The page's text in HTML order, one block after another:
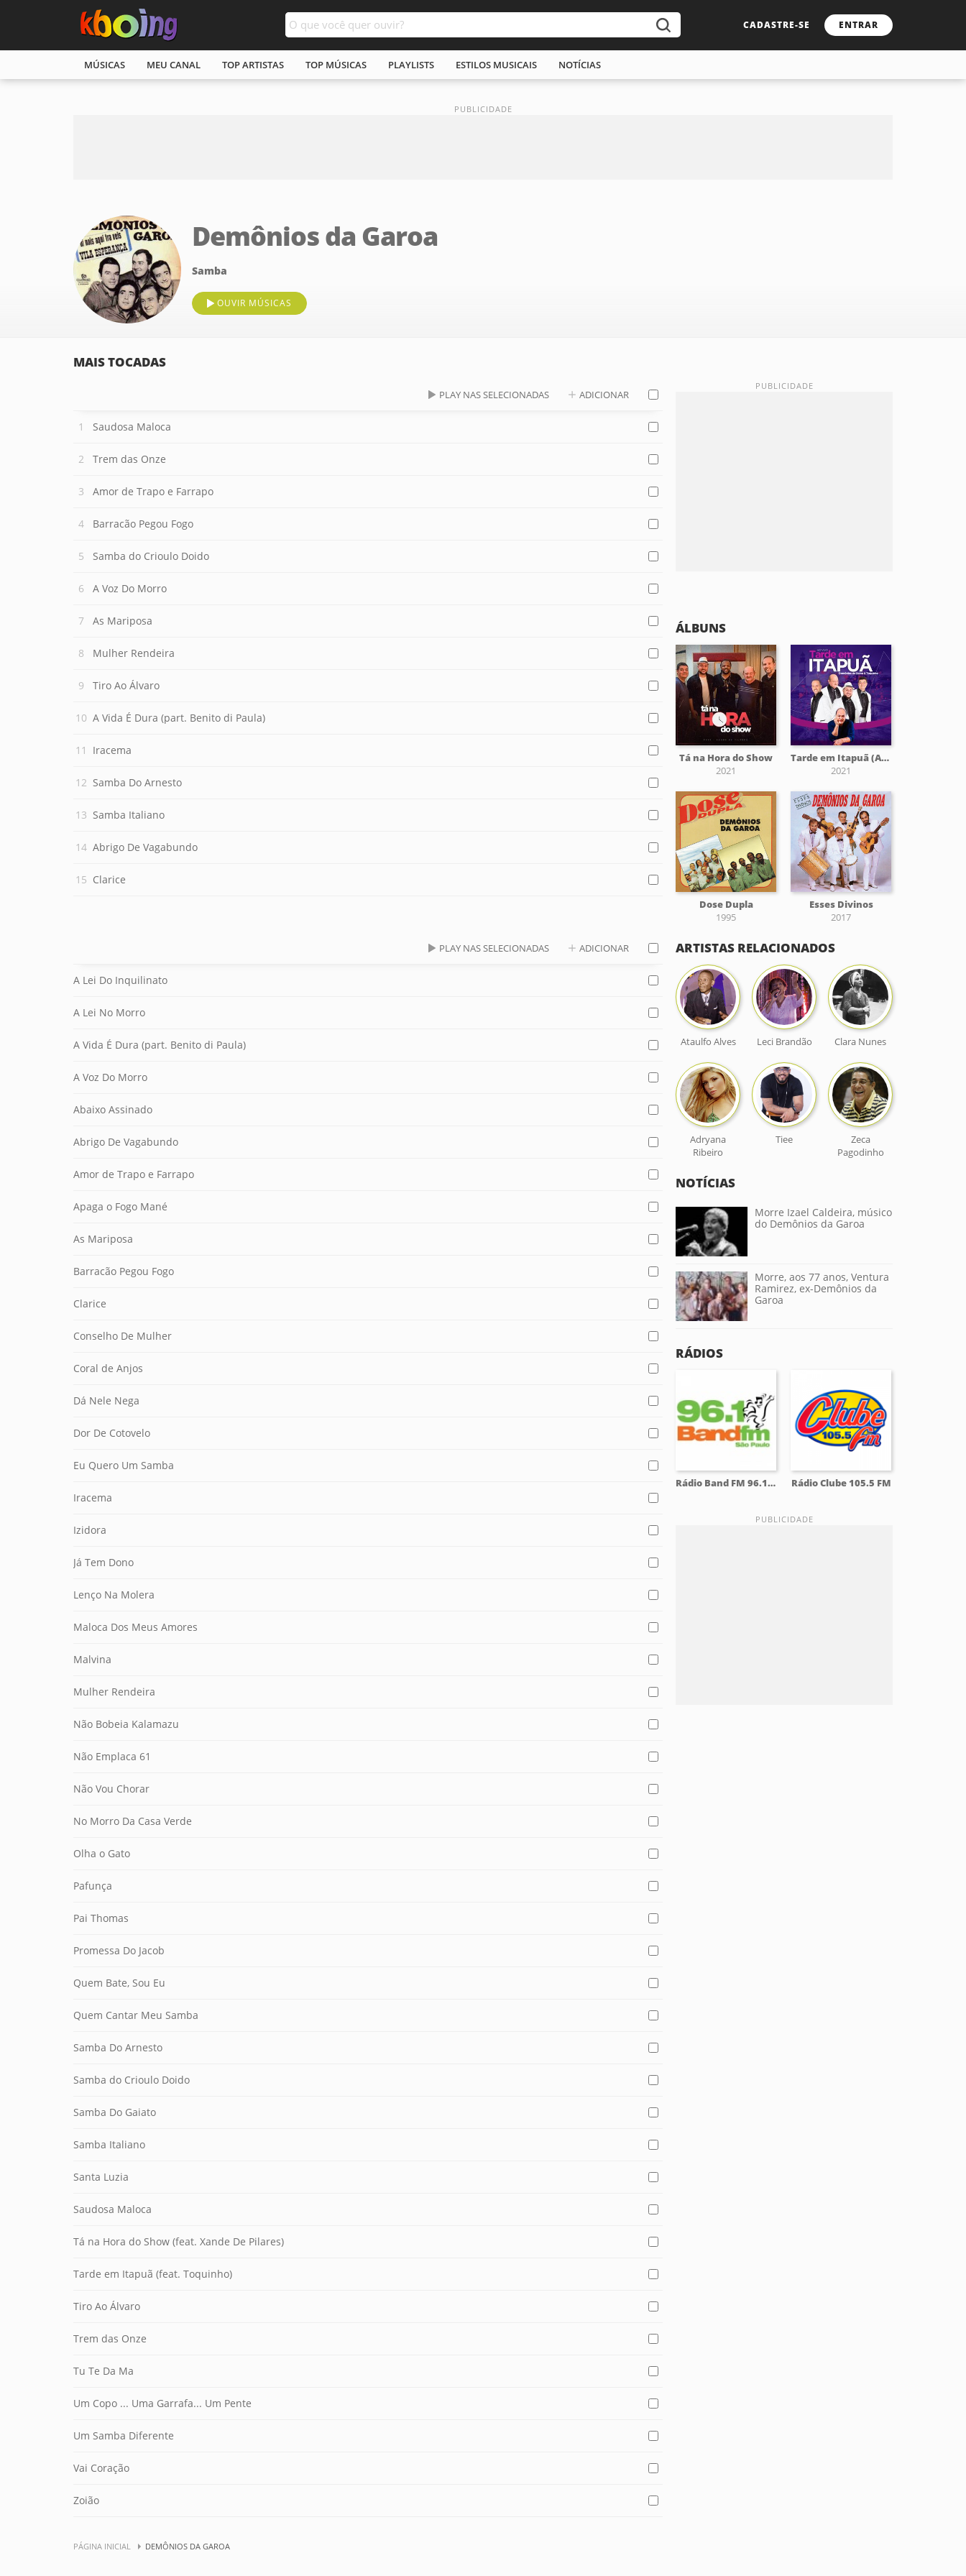
CADASTRE-SE ENTRAR
MÚSICAS MEU CANAL TOP ARTISTAS TOP MÚSICAS PLAYLISTS ESTILOS MUSICAIS NOTÍCIAS
Demônios da Garoa
Samba
OUVIR MÚSICAS
MAIS TOCADAS
PLAY NAS SELECIONADAS ADICIONAR
Saudosa Maloca
Trem das Onze
Amor de Trapo e Farrapo
Barracão Pegou Fogo
Samba do Crioulo Doido
A Voz Do Morro
As Mariposa
Mulher Rendeira
Tiro Ao Álvaro
A Vida É Dura (part. Benito di Paula)
Iracema
Samba Do Arnesto
Samba Italiano
Abrigo De Vagabundo
Clarice
PLAY NAS SELECIONADAS ADICIONAR
A Lei Do Inquilinato
A Lei No Morro
A Vida É Dura (part. Benito di Paula)
A Voz Do Morro
Abaixo Assinado
Abrigo De Vagabundo
Amor de Trapo e Farrapo
Apaga o Fogo Mané
As Mariposa
Barracão Pegou Fogo
Clarice
Conselho De Mulher
Coral de Anjos
Dá Nele Nega
Dor De Cotovelo
Eu Quero Um Samba
Iracema
Izidora
Já Tem Dono
Lenço Na Molera
Maloca Dos Meus Amores
Malvina
Mulher Rendeira
Não Bobeia Kalamazu
Não Emplaca 61
Não Vou Chorar
No Morro Da Casa Verde
Olha o Gato
Pafunça
Pai Thomas
Promessa Do Jacob
Quem Bate, Sou Eu
Quem Cantar Meu Samba
Samba Do Arnesto
Samba do Crioulo Doido
Samba Do Gaiato
Samba Italiano
Santa Luzia
Saudosa Maloca
Tá na Hora do Show (feat. Xande De Pilares)
Tarde em Itapuã (feat. Toquinho)
Tiro Ao Álvaro
Trem das Onze
Tu Te Da Ma
Um Copo ... Uma Garrafa... Um Pente
Um Samba Diferente
Vai Coração
Zoião
ÁLBUNS
Tá na Hora do Show
2021
Tarde em Itapuã (Ao Vivo)
2021
Dose Dupla
1995
Esses Divinos
2017
ARTISTAS RELACIONADOS
Ataulfo Alves Leci Brandão Clara Nunes
Adryana
Ribeiro
Tiee
Zeca
Pagodinho
NOTÍCIAS
Morre Izael Caldeira, músico
do Demônios da Garoa
Morre, aos 77 anos, Ventura
Ramirez, ex-Demônios da
Garoa
RÁDIOS
Rádio Band FM 96.1 FM Rádio Clube 105.5 FM
PÁGINA INICIAL DEMÔNIOS DA GAROA